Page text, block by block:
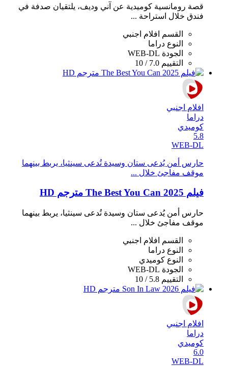
قصة رومانسية كوميدية عن آني وديف، يلتقيان صدفة في
فندق خلال استراحة ...
القسم افلام اجنبي
النوع دراما
الجودة WEB-DL
التقييم 7.0 / 10
افلام اجنبي
دراما
كوميدي
5.8
WEB-DL
حارس أمن يُدعى ستان وسيدة تُدعى سينثيا، يربط بينهما
موقف مفاجئ خلال ...
فيلم The Best You Can 2025 مترجم HD
حارس أمن يُدعى ستان وسيدة تُدعى سينثيا، يربط بينهما
موقف مفاجئ خلال ...
القسم
افلام اجنبي
النوع دراما
النوع كوميدي
الجودة WEB-DL
التقييم 5.8 / 10
افلام اجنبي
دراما
كوميدي
6.0
WEB-DL